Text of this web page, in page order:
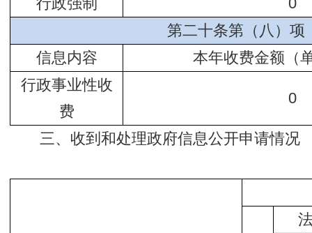
行政强制
0
第二十条第（八）项
信息内容
本年收费金额（
行政事业性收
费
0
三、收到和处理政府信息公开申请情况